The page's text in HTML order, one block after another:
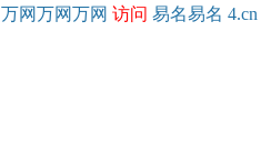
万网万网万网 访问 易名易名 4.cn